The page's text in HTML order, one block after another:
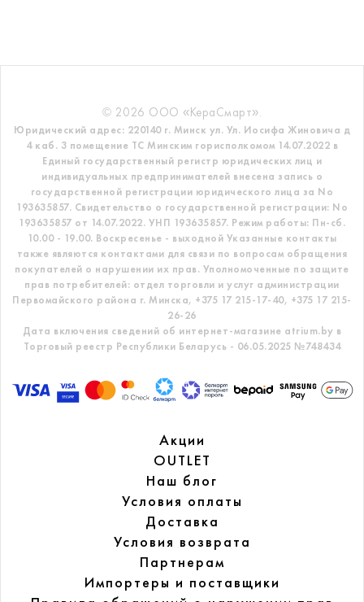
© 2026 ООО «КераСмарт».
Юридический адрес: 220140 г. Минск ул. Ул. Иосифа Жиновича д
4 каб. 3 помещение ТС Минским горисполкомом 14.07.2022 в
Единый государственный регистр юридических лиц и
индивидуальных предпринимателей внесена запись о
государственной регистрации юридического лица за No
193635857. Свидетельство о государственной регистрации: No
193635857 от 14.07.2022. УНП 193635857. Режим работы: Пн-сб.
10.00 - 19.00. Воскресенье - выходной Указанные контакты
также являются контактами для связи по вопросам обращения
покупателей о нарушении их прав. Уполномоченные по защите
прав потребителей: отдел торговли и услуг администрации
Первомайского района г. Минска, +375 17 215-17-40, +375 17 215-
26-26
Дата включения сведений об интернет-магазине atrium.by в
Торговый реестр Республики Беларусь - 06.05.2025 №748434
Акции
OUTLET
Наш блог
Условия оплаты
Доставка
Условия возврата
Партнерам
Импортеры и поставщики